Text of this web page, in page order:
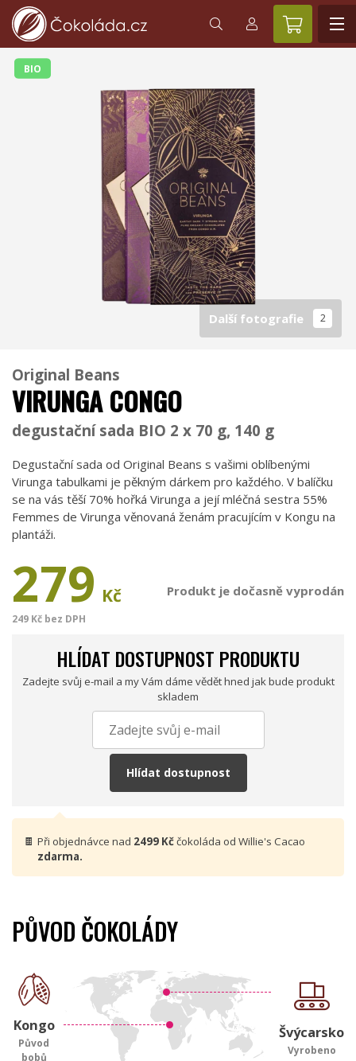
BIO
Další fotografie 2
Original Beans
VIRUNGA CONGO
degustační sada BIO 2 x 70 g, 140 g
Degustační sada od Original Beans s vašimi oblíbenými
Virunga tabulkami je pěkným dárkem pro každého. V balíčku
se na vás těší 70% hořká Virunga a její mléčná sestra 55%
Femmes de Virunga věnovaná ženám pracujícím v Kongu na
plantáži.
279 Kč
249 Kč bez DPH
Produkt je dočasně vyprodán
HLÍDAT DOSTUPNOST PRODUKTU
Zadejte svůj e-mail a my Vám dáme vědět hned jak bude produkt
skladem
Hlídat dostupnost
🍫 Při objednávce nad 2499 Kččokoláda od Willie's Cacao
zdarma.
PŮVOD ČOKOLÁDY
Kongo
Původ
bobů
Švýcarsko
Vyrobeno